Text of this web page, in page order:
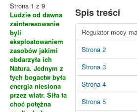
Spis treści
Regulator mocy
Strona 2
Strona 3
Strona 4
Strona 5
Strona 1 z 9
Ludzie od dawna
zainteresowanie
byli
eksploatowaniem
zasobów jakimi
obdarzyła ich
Natura. Jednym z
tych bogactw była
energia niesiona
przez wiatr. Siła ta
choć potężna